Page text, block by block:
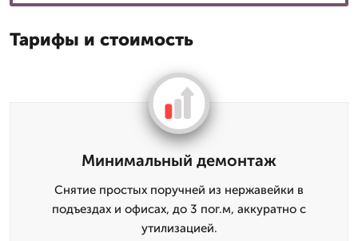
Тарифы и стоимость
Минимальный демонтаж
Снятие простых поручней из нержавейки в
подъездах и офисах, до 3 пог.м, аккуратно с
утилизацией.